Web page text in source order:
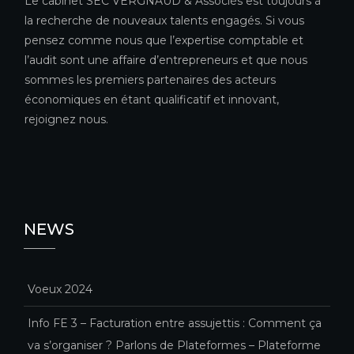
la recherche de nouveaux talents engagés. Si vous
pensez comme nous que l’expertise comptable et
l’audit sont une affaire d’entrepreneurs et que nous
sommes les premiers partenaires des acteurs
économiques en étant qualificatif et innovant,
rejoignez nous.
NEWS
Voeux 2024
Info FE 3 – Facturation entre assujettis : Comment ça
va s’organiser ? Parlons de Plateformes – Plateforme